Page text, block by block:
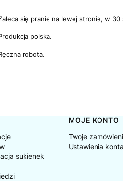
się pranie na lewej stronie, w 30
polska.
robota.
sukienek
MOJE KONTO
Twoje
Ustawienia konta